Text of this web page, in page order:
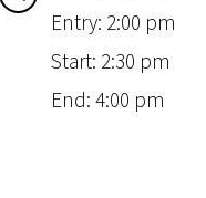
Entry: 2:00 pm
Start: 2:30 pm
End: 4:00 pm